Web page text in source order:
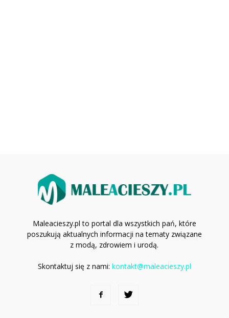
Maleacieszy.pl to portal dla wszystkich pań, które
poszukują aktualnych informacji na tematy związane
z modą, zdrowiem i urodą.
Skontaktuj się z nami: kontakt@maleacieszy.pl